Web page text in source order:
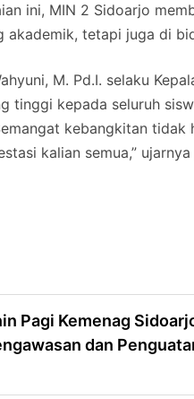
ini, MIN 2 Sidoarjo
akademik, tetapi juga di
M. Pd.I. selaku
tinggi kepada seluruh
kebangkitan
kalian semua,”
Pagi Kemenag
dan